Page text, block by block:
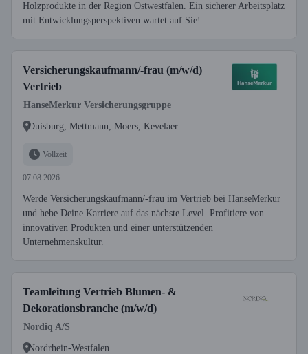
Holzprodukte in der Region Ostwestfalen. Ein sicherer Arbeitsplatz
mit Entwicklungsperspektiven wartet auf Sie!
Versicherungskaufmann/-frau (m/w/d)
Vertrieb
HanseMerkur Versicherungsgruppe
Duisburg, Mettmann, Moers, Kevelaer
Vollzeit
07.08.2026
Werde Versicherungskaufmann/-frau im Vertrieb bei HanseMerkur
und hebe Deine Karriere auf das nächste Level. Profitiere von
innovativen Produkten und einer unterstützenden
Unternehmenskultur.
Teamleitung Vertrieb Blumen- &
Dekorationsbranche (m/w/d)
Nordiq A/S
Nordrhein-Westfalen